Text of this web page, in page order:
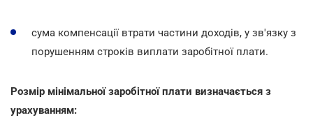
сума компенсації втрати частини доходів, у зв'язку з
порушенням строків виплати заробітної плати.
Розмір мінімальної заробітної плати визначається з
урахуванням: